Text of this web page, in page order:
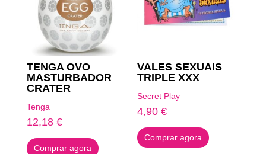
TENGA OVO
MASTURBADOR
CRATER
Tenga
12,18 €
Comprar agora
VALES SEXUAIS
TRIPLE XXX
Secret Play
4,90€
Comprar agora